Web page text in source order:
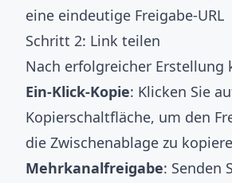
eine eindeutige Freigabe-URL
Schritt 2: Link teilen
Nach erfolgreicher Erstellung
Ein-Klick-Kopie: Klicken Sie
Kopierschaltfläche, um den
die Zwischenablage zu
Mehrkanalfreigabe: Senden